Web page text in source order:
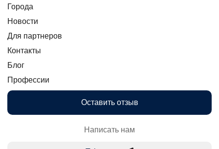
Города
Новости
Для партнеров
Контакты
Блог
Профессии
Оставить отзыв
Написать нам